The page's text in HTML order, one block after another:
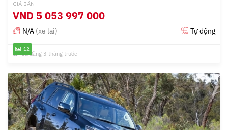
12
GIÁ BÁN
VND 5 053 997 000
N/A (xe lai) Tự động
Đã đăng 3 tháng trước